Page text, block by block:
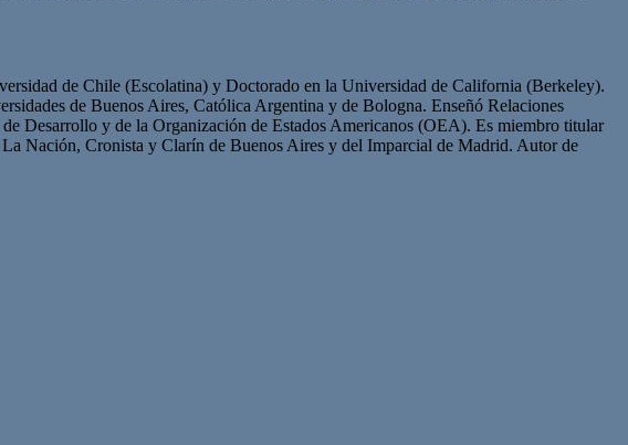
de Chile (Escolatina) y Doctorado en la Universidad de California (Berkeley).
de Buenos Aires, Católica Argentina y de Bologna. Enseñó Relaciones
Desarrollo y de la Organización de Estados Americanos (OEA). Es miembro titular
Nación, Cronista y Clarín de Buenos Aires y del Imparcial de Madrid. Autor de